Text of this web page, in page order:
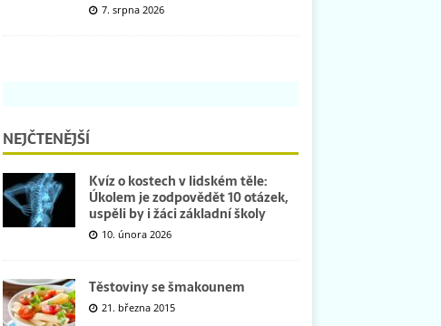
7. srpna 2026
NEJČTENĚJŠÍ
Kvíz o kostech v lidském těle:
Úkolem je zodpovědět 10 otázek,
uspěli by i žáci základní školy
10. února 2026
Těstoviny se šmakounem
21. března 2015